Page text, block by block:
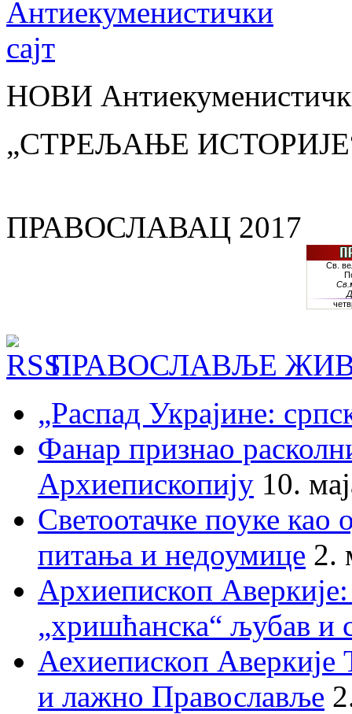
НОВИ
„СТРЕЉАЊЕ
ПРАВОСЛАВАЦ 2017
ПРАВОСЛАВЉЕ
„Распад Украјине:
Фанар признао
Архиепископију 10.
Светоотачке поуке као
питања и недоумице 2.
Архиепископ
„хришћанска“ љубав и
Аехиепископ
и лажно Православље